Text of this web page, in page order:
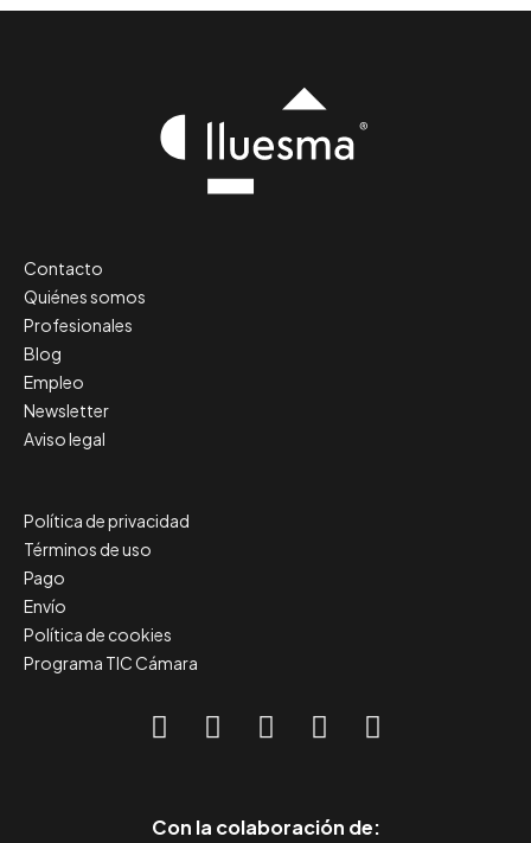
Contacto
Quiénes somos
Profesionales
Blog
Empleo
Newsletter
Aviso legal
Política de privacidad
Términos de uso
Pago
Envío
Política de cookies
Programa TIC Cámara
Con la colaboración de: